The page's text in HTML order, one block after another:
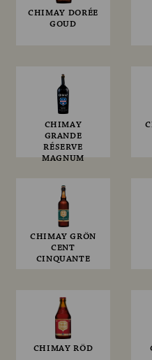
CHIMAY DORÉE
GOUD
CHIMAY
GRANDE
RÉSERVE
MAGNUM
CHIMAY GRÖN
CENT
CINQUANTE
CHIMAY RÖD